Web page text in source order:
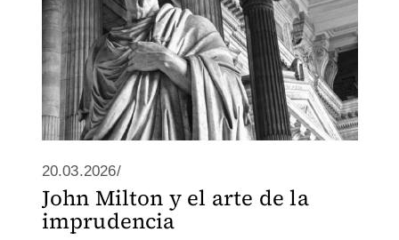
20.03.2026/
John Milton y el arte de la
imprudencia